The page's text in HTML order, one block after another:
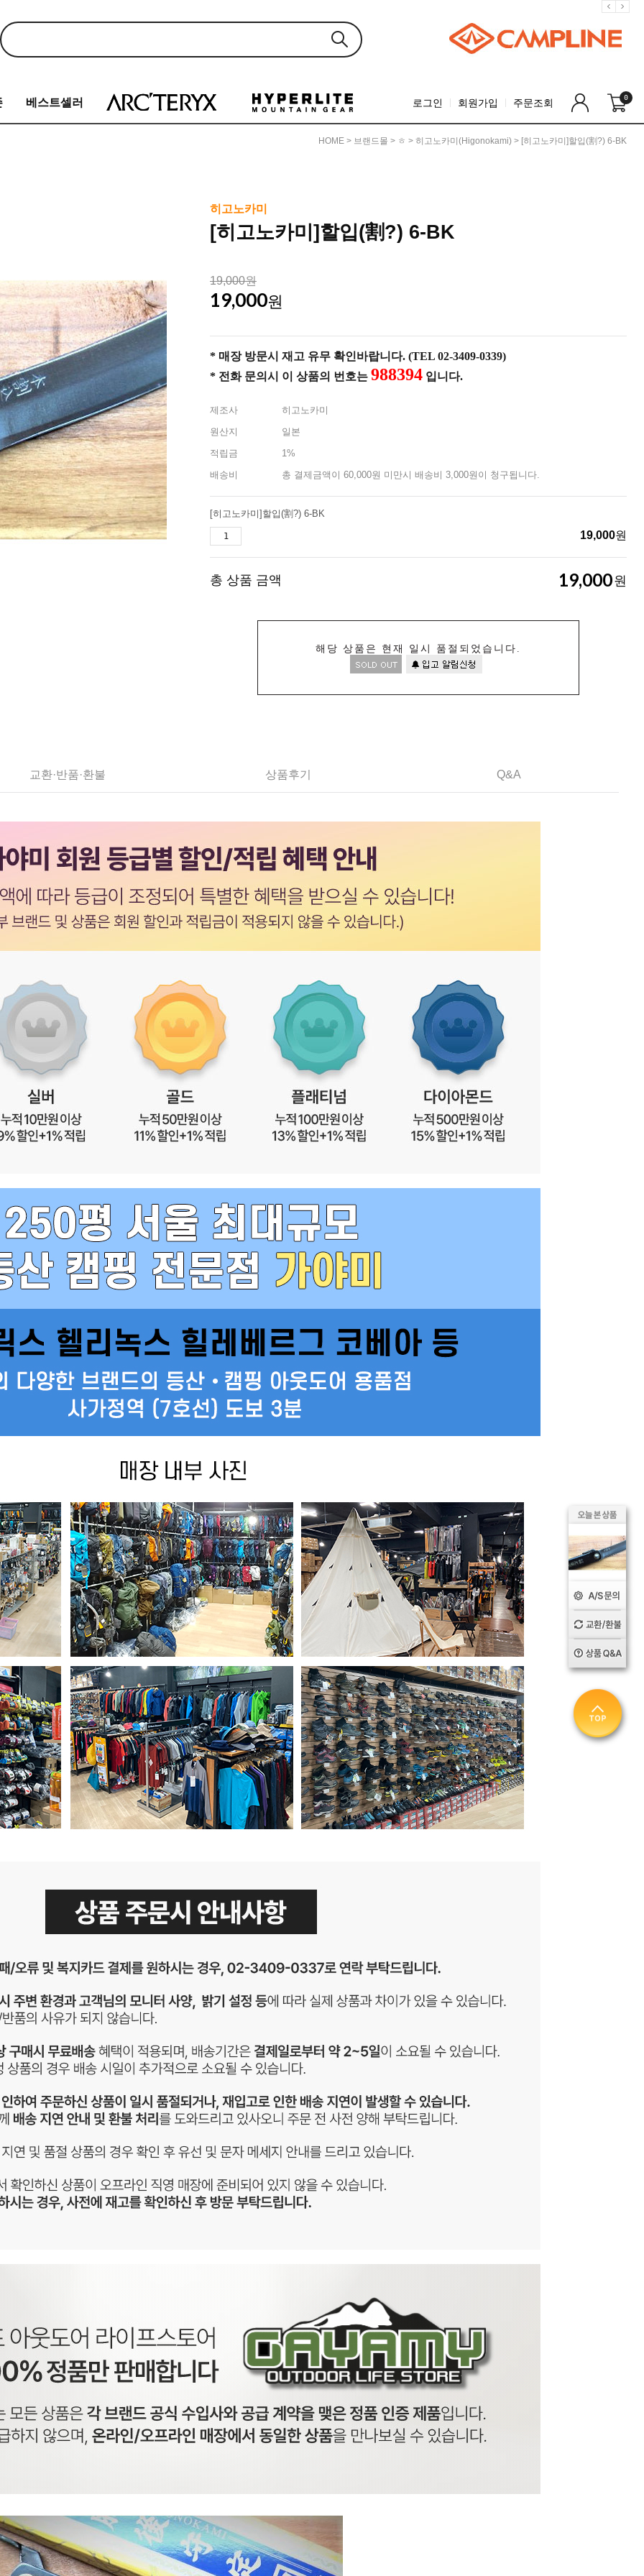
베스트셀러 로그인 회원가입 주문조회 0
HOME > 브랜드몰 > ㅎ > 히고노카미(Higonokami) > [히고노카미]할입(割?) 6-BK
히고노카미
[히고노카미]할입(割?) 6-BK
19,000원
19,000원
* 매장 방문시 재고 유무 확인바랍니다. (TEL 02-3409-0339)
* 전화 문의시 이 상품의 번호는 988394 입니다.
제조사
히고노카미
원산지
일본
적립금
1%
배송비
총 결제금액이 60,000원 미만시 배송비 3,000원이 청구됩니다.
[히고노카미]할입(割?) 6-BK
19,000원
총 상품 금액 19,000원
해당 상품은 현재 일시 품절되었습니다.
교환·반품·환불 상품후기 Q&A